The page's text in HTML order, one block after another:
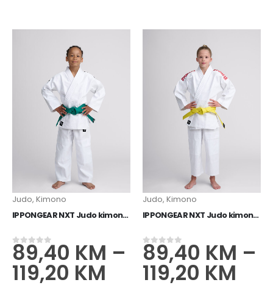
Judo, Kimono
IPPONGEAR NXT Judo kimono crni
0od 5
89,40 KM –
119,20 KM
Judo, Kimono
IPPONGEAR NXT Judo kimono crvena
0od 5
89,40 KM –
119,20 KM